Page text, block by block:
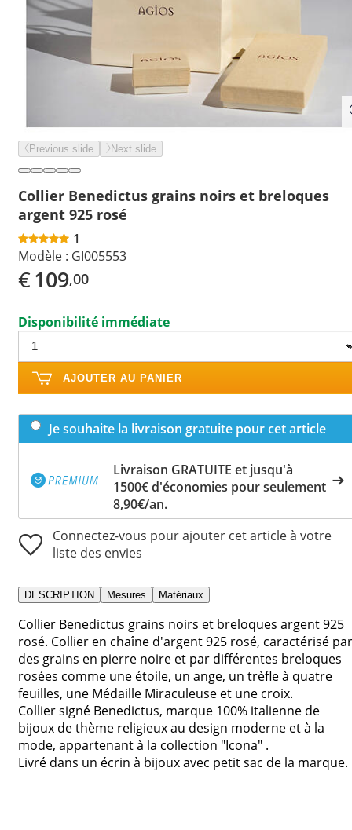
Previous slide Next slide
Collier Benedictus grains noirs et breloques
argent 925 rosé
1
Modèle : GI005553
€109,00
Disponibilité immédiate
AJOUTER AU PANIER
Je souhaite la livraison gratuite pour cet article
Livraison GRATUITE et jusqu'à
1500€ d'économies pour seulement
8,90€/an.
Connectez-vous pour ajouter cet article à votre
liste des envies
DESCRIPTION Mesures Matériaux
Collier Benedictus grains noirs et breloques argent 925
rosé. Collier en chaîne d'argent 925 rosé, caractérisé par
des grains en pierre noire et par différentes breloques
rosées comme une étoile, un ange, un trèfle à quatre
feuilles, une Médaille Miraculeuse et une croix.
Collier signé Benedictus, marque 100% italienne de
bijoux de thème religieux au design moderne et à la
mode, appartenant à la collection "Icona" .
Livré dans un écrin à bijoux avec petit sac de la marque.